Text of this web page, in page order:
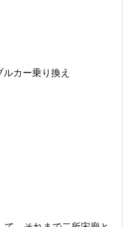
カー乗り換え